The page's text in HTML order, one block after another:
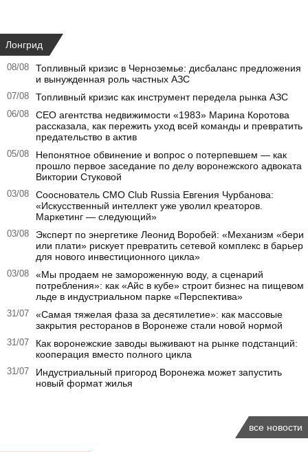
Лонгрид
08/08
Топливный кризис в Черноземье: дисбаланс предложения
и вынужденная роль частных АЗС
07/08 Топливный кризис как инструмент передела рынка АЗС
06/08
CEO агентства недвижимости «1983» Марина Коротова
рассказала, как пережить уход всей команды и превратить
предательство в актив
05/08
Непонятное обвинение и вопрос о потерпевшем — как
прошло первое заседание по делу воронежского адвоката
Виктории Стуковой
03/08
Сооснователь CMO Club Russia Евгения Чурбанова:
«Искусственный интеллект уже уволил креаторов.
Маркетинг — следующий»
03/08
Эксперт по энергетике Леонид Воробей: «Механизм «бери
или плати» рискует превратить сетевой комплекс в барьер
для нового инвестиционного цикла»
03/08
«Мы продаем не замороженную воду, а сценарий
потребления»: как «Айс в кубе» строит бизнес на пищевом
льде в индустриальном парке «Перспектива»
31/07
«Самая тяжелая фаза за десятилетие»: как массовые
закрытия ресторанов в Воронеже стали новой нормой
31/07
Как воронежские заводы выживают на рынке подстанций:
кооперация вместо полного цикла
31/07
Индустриальный пригород Воронежа может запустить
новый формат жилья
все новости